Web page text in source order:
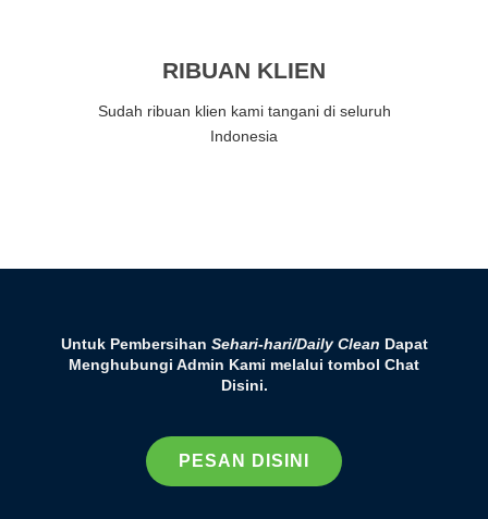
RIBUAN KLIEN
Sudah ribuan klien kami tangani di seluruh
Indonesia
Untuk Pembersihan Sehari-hari/Daily Clean Dapat
Menghubungi Admin Kami melalui tombol Chat
Disini.
PESAN DISINI